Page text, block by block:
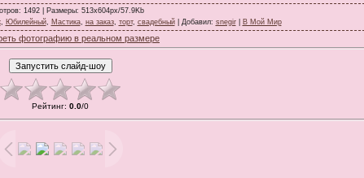
: 1492 | Размеры: 513x604px/57.9Kb
, Юбилейный, Мастика, на заказ, торт, свадебный| Добавил: snegir| В Мой Мир
фотографию в реальном размере
Рейтинг: 0.0/0